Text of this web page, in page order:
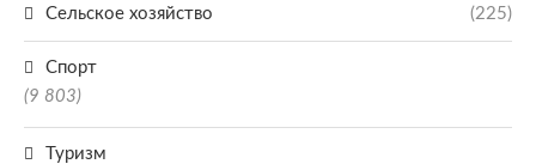
Сельское хозяйство (225)
Спорт
(9 803)
Туризм